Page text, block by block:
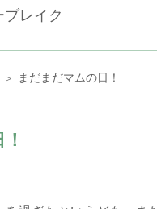
レイク
＞ まだまだマムの日！